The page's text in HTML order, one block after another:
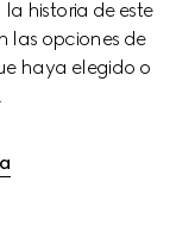
historia de este
las opciones de
haya elegido o